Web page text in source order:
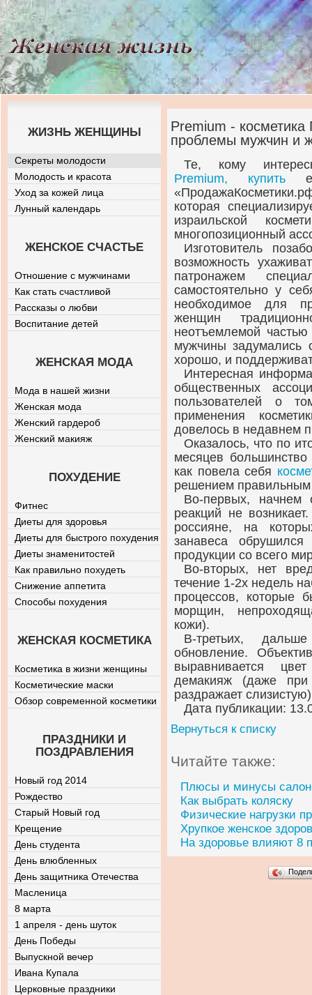
Premium -
проблемы мужчин и
Те, кому
Premium, купить
которая
израильской
многопозиционный
Изготовитель
возможность
патронажем
самостоятельно у
необходимое для
женщин
неотъемлемой
мужчины задумались
хорошо, и
Интересная
общественных
пользователей о
применения
довелось в недавнем
Оказалось, что по
месяцев
как повела себя
решением правильным
Во-первых, начнем
реакций не
россияне, на
занавеса обрушился
продукции со всего
Во-вторых, нет
течение 1-2х недель
процессов, которые
морщин,
кожи).
В-третьих,
обновление.
выравнивается
демакияж (даже
раздражает
Дата публикации:
Вернуться к списку
Читайте также:
Плюсы и минусы
Как выбрать коляску
Физические нагрузки
Хрупкое женское
На здоровье влияют 8
ЖИЗНЬ ЖЕНЩИНЫ
Секреты молодости
Молодость и красота
Уход за кожей лица
Лунный календарь
ЖЕНСКОЕ СЧАСТЬЕ
Отношение с мужчинами
Как стать счастливой
Рассказы о любви
Воспитание детей
ЖЕНСКАЯ МОДА
Мода в нашей жизни
Женская мода
Женский гардероб
Женский макияж
ПОХУДЕНИЕ
Фитнес
Диеты для здоровья
Диеты для быстрого похудения
Диеты знаменитостей
Как правильно похудеть
Снижение аппетита
Способы похудения
ЖЕНСКАЯ КОСМЕТИКА
Косметика в жизни женщины
Косметические маски
Обзор современной косметики
ПРАЗДНИКИ И
ПОЗДРАВЛЕНИЯ
Новый год 2014
Рождество
Старый Новый год
Крещение
День студента
День влюбленных
День защитника Отечества
Масленица
8 марта
1 апреля - день шуток
День Победы
Выпускной вечер
Ивана Купала
Церковные праздники